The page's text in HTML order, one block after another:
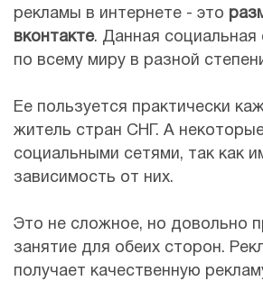
рекламы в интернете - это
вконтакте. Данная социальная
по всему миру в разной
Ее пользуется практически
житель стран СНГ. А
социальными сетями, так как
зависимость от них.
Это не сложное, но довольно
занятие для обеих сторон.
получает качественную